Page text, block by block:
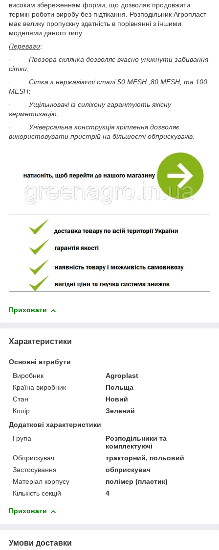
високим збереженням форми, що дозволяє продовжити
термін роботи виробу без підтікання. Розподільник Агропласт
має велику пропускну здатність в порівнянні з іншими
моделями даного типу.
Переваги:
· Прозора склянка дозволяє вчасно уникнути забивання
сітки;
· Сітка з нержавіючої сталі 50 MЕSH ,80 MЕSH, та 100
MЕSH;
· Ущільнювачі із силікону гарантують якісну
герметизацію;
· Універсальна конструкція кріплення дозволяє
використовувати пристрій на більшості обприскувачів.
Приховати
Характеристики
Основні атрибути
Виробник
Agroplast
Країна виробник
Польща
Стан
Новий
Колір
Зелений
Додаткові характеристики
Група
Розподільники та
комплектуючі
Обприскувач
тракторний, польовий
Застосування
обприскувач
Матеріал корпусу
полімер (пластик)
Кількість секцій
4
Приховати
Умови доставки